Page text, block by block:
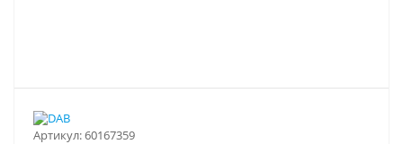
Артикул:60167359